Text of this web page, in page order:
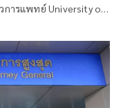
การแพทย์ University of
ารณ์ต่อสู้กับสมศักดิ์เจียม มีเนื้อหาดังนี้